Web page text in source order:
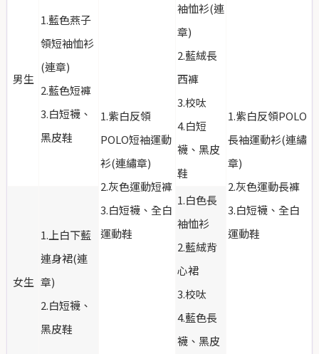
男生
1.藍色燕子
領短袖恤衫
(連章)
2.藍色短褲
3.白短襪、
黑皮鞋
1.紫白反領
POLO短袖運動
衫(連繡章)
2.灰色運動短褲
3.白短襪、全白
運動鞋
袖恤衫(連
章)
2.藍絨長
西褲
3.校呔
4.白短
襪、黑皮
鞋
1.紫白反領POLO
長袖運動衫(連繡
章)
2.灰色運動長褲
3.白短襪、全白
運動鞋
女生
1.上白下藍
連身裙(連
章)
2.白短襪、
黑皮鞋
1.白色長
袖恤衫
2.藍絨背
心裙
3.校呔
4.藍色長
襪、黑皮